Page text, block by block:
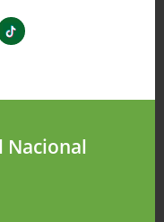
Nacional